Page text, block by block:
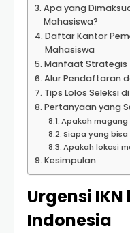
Apa yang
Mahasiswa?
Daftar Kantor
Mahasiswa
Manfaat Strategis
Alur Pendaftaran
Tips Lolos Seleksi
Pertanyaan yang
Apakah magang
Siapa yang bisa
Apakah lokasi
Kesimpulan
Urgensi
Indonesia